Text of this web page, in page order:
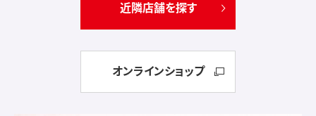
近隣店舗を探す
オンラインショップ